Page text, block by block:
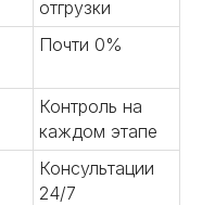
отгрузки
Почти 0%
Контроль на
каждом этапе
Консультации
24/7